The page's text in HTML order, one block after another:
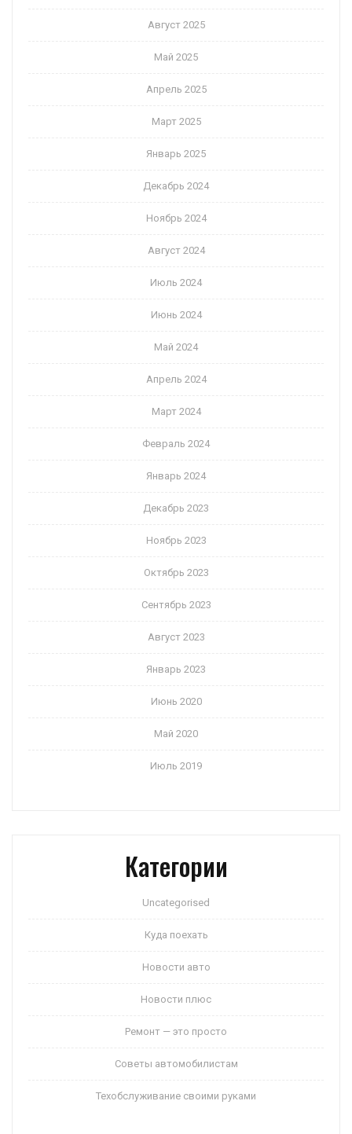
Август 2025
Май 2025
Апрель 2025
Март 2025
Январь 2025
Декабрь 2024
Ноябрь 2024
Август 2024
Июль 2024
Июнь 2024
Май 2024
Апрель 2024
Март 2024
Февраль 2024
Январь 2024
Декабрь 2023
Ноябрь 2023
Октябрь 2023
Сентябрь 2023
Август 2023
Январь 2023
Июнь 2020
Май 2020
Июль 2019
Категории
Uncategorised
Куда поехать
Новости авто
Новости плюс
Ремонт — это просто
Советы автомобилистам
Техобслуживание своими руками